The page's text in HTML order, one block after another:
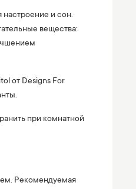
и сон.
вещества:
от Designs For
при комнатной
Рекомендуемая